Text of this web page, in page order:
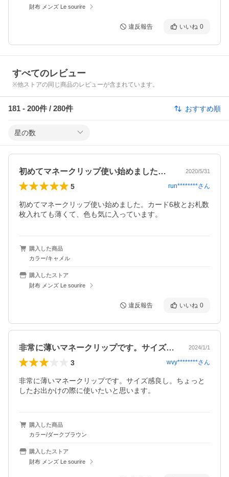
財布 メンズ Le sourire
違反報告 いいね 0
すべてのレビュー
※他ストアの同じ商品のレビューが含まれています。
181 - 200件 / 280件 おすすめ順
星の数
初めてマネークリップ使い始めました。カ… 2020/5/31
5 run********さん
初めてマネークリップ使い始めました。カード6枚とお札数
枚入れても薄くて、色も気に入っています。
購入した商品
カラー/キャメル
購入したストア
財布 メンズ Le sourire
違反報告 いいね 0
非常に薄いマネークリップです。サイズ感… 2024/1/1
3 wvy********さん
非常に薄いマネークリップです。サイズ感良し。ちょっと
したお出かけの際に使いたいと思います。
購入した商品
カラー/ダークブラウン
購入したストア
財布 メンズ Le sourire